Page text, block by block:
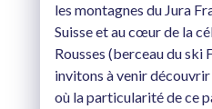
les montagnes du Jura
Suisse et au cœur de la
Rousses (berceau du ski
invitons à venir
où la particularité de ce